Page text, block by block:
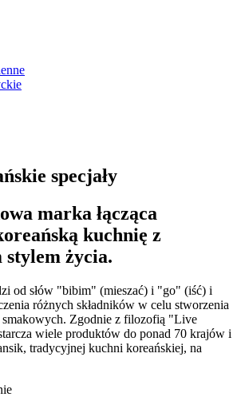
specjały
marka łącząca
kuchnię z
stylem życia.
od słów "bibim" (mieszać) i "go" (iść) i
różnych składników w celu stworzenia
smakowych. Zgodnie z filozofią "Live
wiele produktów do ponad 70 krajów i
tradycyjnej kuchni koreańskiej, na